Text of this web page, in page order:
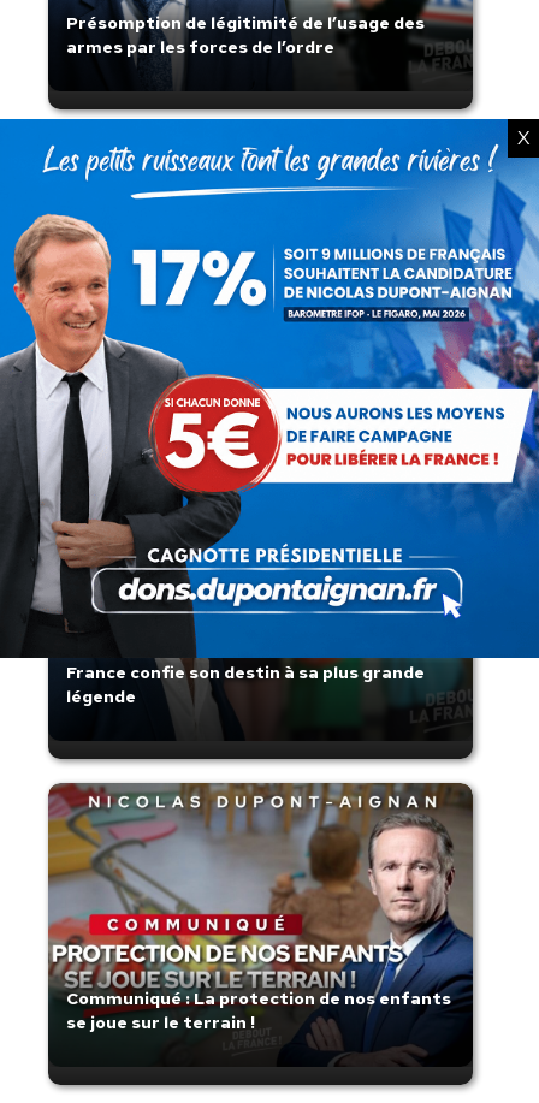
Présomption de légitimité de l’usage des
armes par les forces de l’ordre
Lorsque tout flambe et que l’État
s’affaisse.
Zinedine Zidane, le retour du héros : la
France confie son destin à sa plus grande
légende
Communiqué : La protection de nos enfants
se joue sur le terrain !
X